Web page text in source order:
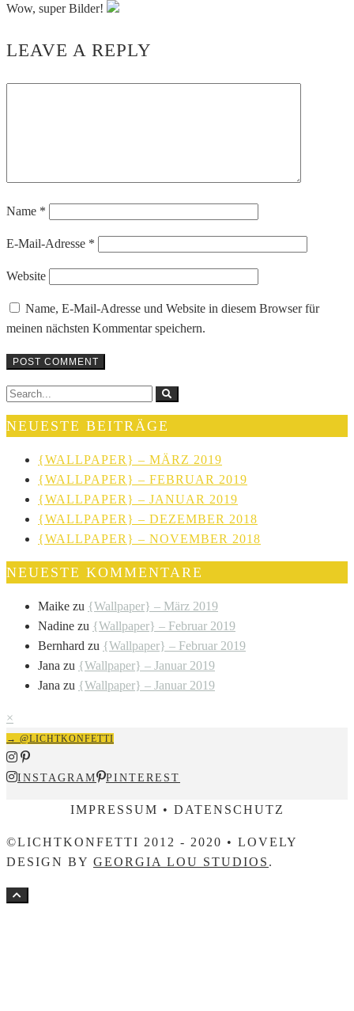
Wow, super Bilder!
LEAVE A REPLY
Name *
E-Mail-Adresse *
Website
Name, E-Mail-Adresse und Website in diesem Browser für
meinen nächsten Kommentar speichern.
NEUESTE BEITRÄGE
{WALLPAPER} – MÄRZ 2019
{WALLPAPER} – FEBRUAR 2019
{WALLPAPER} – JANUAR 2019
{WALLPAPER} – DEZEMBER 2018
{WALLPAPER} – NOVEMBER 2018
NEUESTE KOMMENTARE
Maike zu {Wallpaper} – März 2019
Nadine zu {Wallpaper} – Februar 2019
Bernhard zu {Wallpaper} – Februar 2019
Jana zu {Wallpaper} – Januar 2019
Jana zu {Wallpaper} – Januar 2019
×
→ @LICHTKONFETTI
INSTAGRAM PINTEREST
IMPRESSUM • DATENSCHUTZ
©LICHTKONFETTI 2012 - 2020 • LOVELY
DESIGN BY GEORGIA LOU STUDIOS .